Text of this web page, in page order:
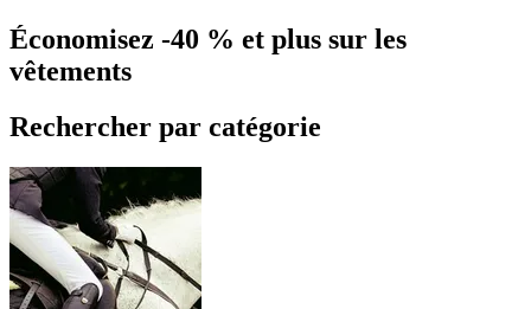
Économisez -40 % et plus sur les
vêtements
Rechercher par catégorie